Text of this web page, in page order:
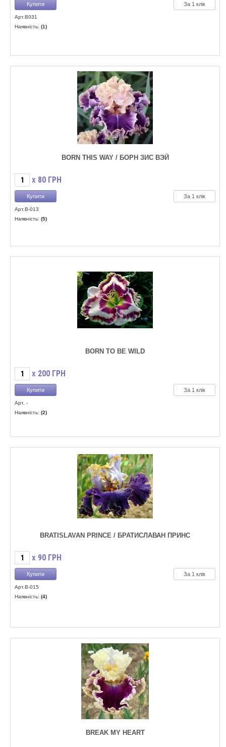
За 1 клік
Арт.B031
Наявність: (1)
BORN THIS WAY / БОРН ЗИС ВЭЙ
X 80 ГРН
За 1 клік
Арт.B-013
Наявність: (5)
BORN TO BE WILD
X 200 ГРН
За 1 клік
Арт. -
Наявність: (2)
BRATISLAVAN PRINCE / БРАТИСЛАВАН ПРИНС
X 90 ГРН
За 1 клік
Арт.B-015
Наявність: (4)
BREAK MY HEART